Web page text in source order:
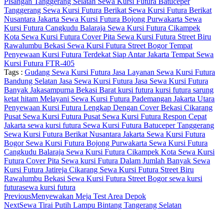
Tanggerang Sewa Kursi Futura Berikat Sewa Kursi Futura Berikat
Nusantara Jakarta Sewa Kursi Futura Bojong Purwakarta Sewa
Kursi Futura Cangkudu Balaraja Sewa Kursi Futura Cikampek
Kota Sewa Kursi Futura Cover Pita Sewa Kursi Futura Street Biru
Rawalumbu Bekasi Sewa Kursi Futura Street BogorTempat
Penyewaan Kursi Futura Terdekat Siap Antar Jakarta Tempat Sewa
Kursi Futura FTR-405
Tags : Gudang Sewa Kursi Futura Jasa Layanan Sewa Kursi Futura
Bandung Selatan Jasa Sewa Kursi Futura Jasa Sewa Kursi Futura
Banyak Jakasampurna Bekasi Barat kursi futura kursi futura sarung
ketat hitam Melayani Sewa Kursi Futura Pademangan Jakarta Utara
Penyewaan Kursi Futura Lengkap Dengan Cover Bekasi Cikarang
Pusat Sewa Kursi Futura Pusat Sewa Kursi Futura Respon Cepat
Jakarta sewa kursi futura Sewa Kursi Futura Batuceper Tanggerang
Sewa Kursi Futura Berikat Nusantara Jakarta Sewa Kursi Futura
Bogor Sewa Kursi Futura Bojong Purwakarta Sewa Kursi Futura
Cangkudu Balaraja Sewa Kursi Futura Cikampek Kota Sewa Kursi
Futura Cover Pita Sewa kursi Futura Dalam Jumlah Banyak Sewa
Kursi Futura Jatireja Cikarang Sewa Kursi Futura Street Biru
Rawalumbu Bekasi Sewa Kursi Futura Street Bogorsewa kursi
futurasewa kursi futura
PreviousMenyewakan Meja Test Area Depok
NextSewa Tirai Putih Lampu Bintang Tangerang Selatan